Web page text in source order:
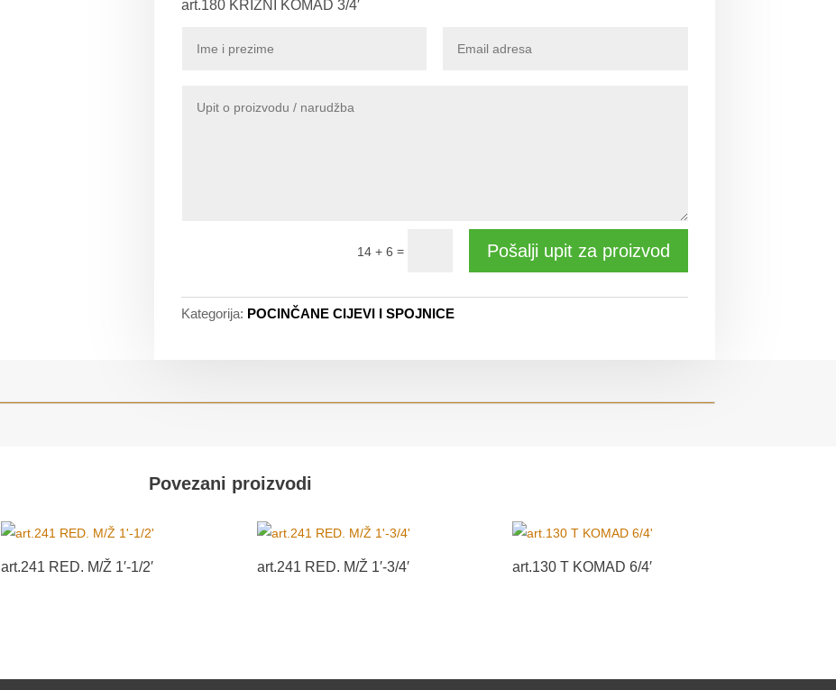
art.180 KRIŽNI KOMAD 3/4′
14 + 6 = Pošalji upit za proizvod
Kategorija: POCINČANE CIJEVI I SPOJNICE
Povezani proizvodi
art.241 RED. M/Ž 1′-1/2′ art.241 RED. M/Ž 1′-3/4′ art.130 T KOMAD 6/4′